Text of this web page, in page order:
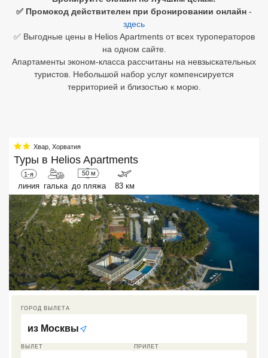
✅ Промокод действителен при бронировании онлайн -
здесь
✅ Выгодные цены в Helios Apartments от всех туроператоров
на одном сайте.
Апартаменты эконом-класса рассчитаны на невзыскательных
туристов. Небольшой набор услуг компенсируется
территорией и близостью к морю.
Хвар Хорватия
Туры в Helios Apartments
1-я
линия галька
50 м
до пляжа 83 км
ВЫЛЕТ ПРИЛЕТ
ГОРОД ВЫЛЕТА
из Москвы
Хайнань
Северный Гоа
Южный Гоа
Занзибар
Абхазия
Большой Сочи
Кав Мин Воды
Экскурсионные туры
VIP отели 5 звезд